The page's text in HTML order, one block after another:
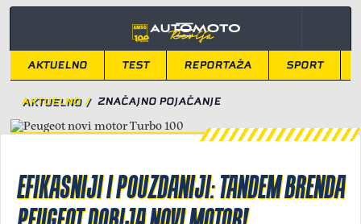
AKTUELNO TEST REPORTAŽA SPORT
AKTUELNO / ZNAČAJNO POJAČANJE
EFIKASNIJI I POUZDANIJI: TANDEM BRENDA